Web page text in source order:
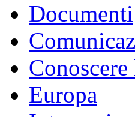
Documenti
Europa